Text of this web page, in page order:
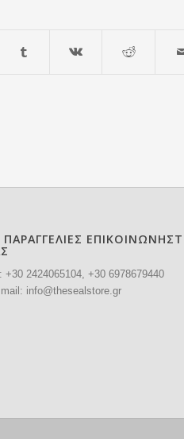
ΠΑΡΑΓΓΕΛΙΕΣ
+302424065104, +30 6978679440
info@thesealstore.gr